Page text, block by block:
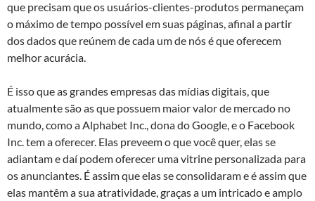
que precisam que os usuários-clientes-produtos permaneçam
o máximo de tempo possível em suas páginas, afinal a partir
dos dados que reúnem de cada um de nós é que oferecem
melhor acurácia.
É isso que as grandes empresas das mídias digitais, que
atualmente são as que possuem maior valor de mercado no
mundo, como a Alphabet Inc., dona do Google, e o Facebook
Inc. tem a oferecer. Elas preveem o que você quer, elas se
adiantam e daí podem oferecer uma vitrine personalizada para
os anunciantes. É assim que elas se consolidaram e é assim que
elas mantêm a sua atratividade, graças a um intricado e amplo